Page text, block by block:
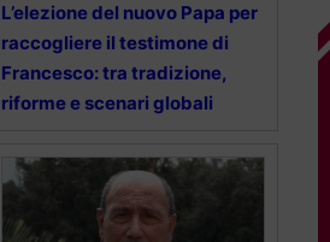
L’elezione del nuovo Papa per
raccogliere il testimone di
Francesco: tra tradizione,
riforme e scenari globali